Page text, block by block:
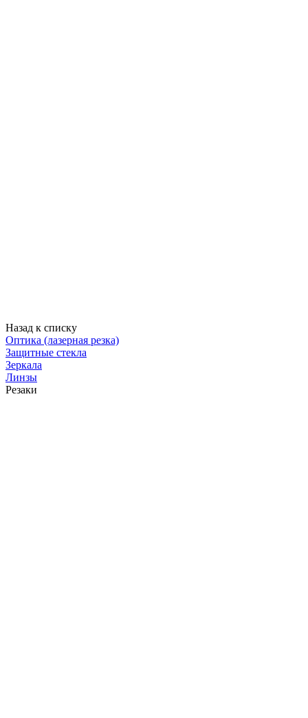
Назад к списку
Оптика (лазерная резка)
Защитные стекла
Зеркала
Линзы
Резаки